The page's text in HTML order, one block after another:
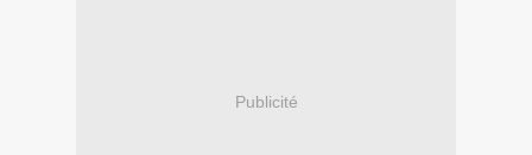
Publicité